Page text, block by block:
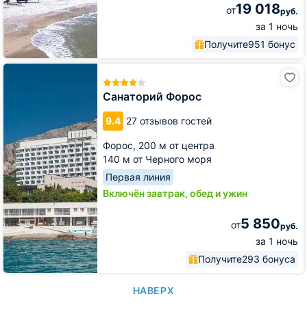
от19 018руб.
за 1 ночь
Получите951 бонус
Санаторий Форос
9.4 27 отзывов гостей
Форос, 200 м от центра
140 м от Черного моря
Первая линия
Включён завтрак, обед и ужин
от5 850руб.
за 1 ночь
Получите293 бонуса
Санаторий
НАВЕРХ